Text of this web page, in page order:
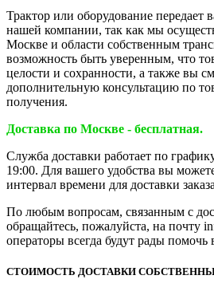
Трактор или оборудование передает
нашей компании, так как мы
Москве и области собственным
возможность быть уверенным, что
целости и сохранности, а также вы
дополнительную консультацию по
получения.
Доставка по Москве - бесплатная.
Служба доставки работает по
19:00. Для вашего удобства вы
интервал времени для доставки
По любым вопросам, связанным с
обращайтесь, пожалуйста, на почту
операторы всегда будут рады помочь
СТОИМОСТЬ ДОСТАВКИ